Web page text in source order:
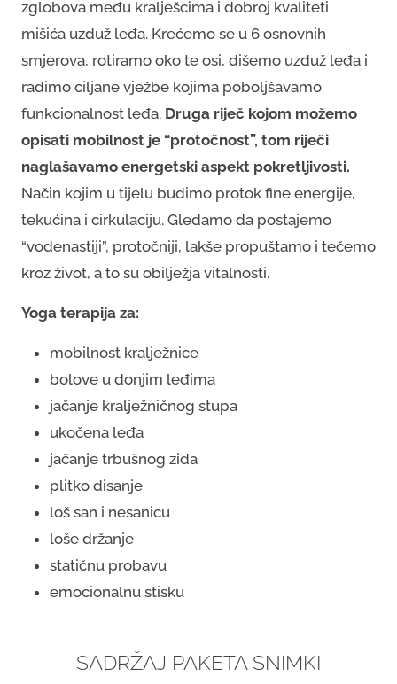
zglobova među kralješcima i dobroj kvaliteti
mišića uzduž leđa. Krećemo se u 6 osnovnih
smjerova, rotiramo oko te osi, dišemo uzduž leđa i
radimo ciljane vježbe kojima poboljšavamo
funkcionalnost leđa. Druga riječ kojom možemo
opisati mobilnost je “protočnost”, tom riječi
naglašavamo energetski aspekt pokretljivosti.
Način kojim u tijelu budimo protok fine energije,
tekućina i cirkulaciju. Gledamo da postajemo
“vodenastiji”, protočniji, lakše propuštamo i tečemo
kroz život, a to su obilježja vitalnosti.
Yoga terapija za:
mobilnost kralježnice
bolove u donjim leđima
jačanje kralježničnog stupa
ukočena leđa
jačanje trbušnog zida
plitko disanje
loš san i nesanicu
loše držanje
statičnu probavu
emocionalnu stisku
SADRŽAJ PAKETA SNIMKI